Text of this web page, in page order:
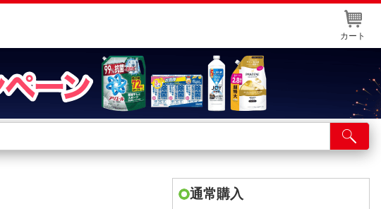
カート
店舗サービス
ネット取り置き
通常購入